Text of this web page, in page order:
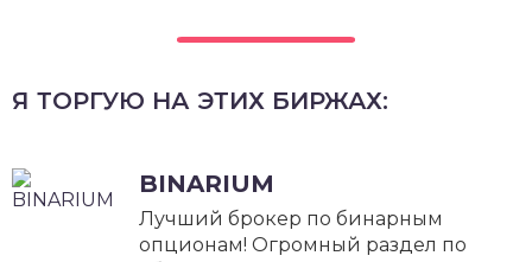
Я ТОРГУЮ НА ЭТИХ БИРЖАХ:
BINARIUM
Лучший брокер по бинарным
опционам! Огромный раздел по